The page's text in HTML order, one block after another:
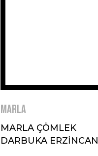
MARLA
MARLA ÇÖMLEK
DARBUKA ERZİNCAN